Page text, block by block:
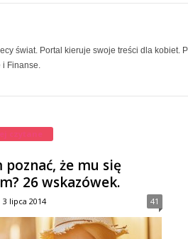
świat. Portal kieruje swoje treści dla kobiet.
i Finanse.
czytane
poznać, że mu się
26 wskazówek.
3 lipca 2014 41